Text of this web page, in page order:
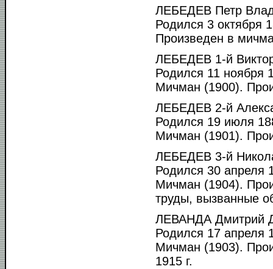
ЛЕБЕДЕВ Петр
Родился 3 октября
Произведен в
ЛЕБЕДЕВ 1-й
Родился 11 ноября
Мичман (1900).
ЛЕБЕДЕВ 2-й
Родился 19 июля
Мичман (1901).
ЛЕБЕДЕВ 3-й
Родился 30 апреля
Мичман (1904).
труды, вызванные
ЛЕВАНДА Дмитрий
Родился 17 апреля
Мичман (1903).
1915 г.